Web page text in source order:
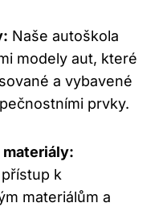
Naše autoškola
modely aut, které
a vybavené
prvky.
k
materiálům a